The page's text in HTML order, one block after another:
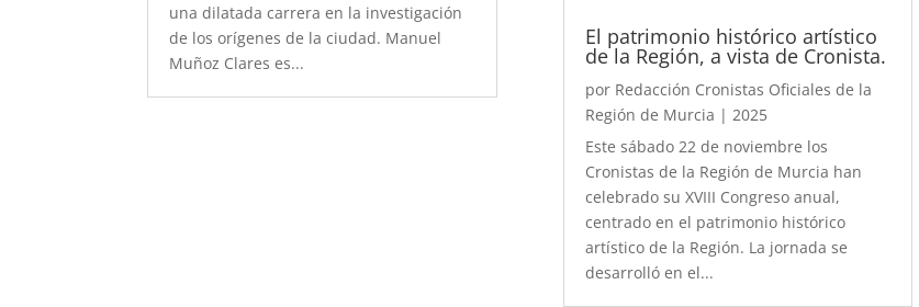
una dilatada carrera en la investigación
de los orígenes de la ciudad. Manuel
Muñoz Clares es...
El patrimonio histórico artístico
de la Región, a vista de Cronista.
por Redacción Cronistas Oficiales de la
Región de Murcia | 2025
Este sábado 22 de noviembre los
Cronistas de la Región de Murcia han
celebrado su XVIII Congreso anual,
centrado en el patrimonio histórico
artístico de la Región. La jornada se
desarrolló en el...